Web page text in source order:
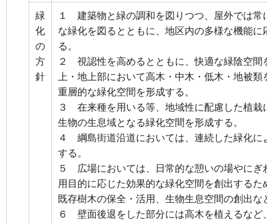
緑
化
の
方
針
１ 建築物と緑の調和を図りつつ、屋外では常
な緑化を図るとともに、地区内の多様な機能に
る。
２ 視認性を高めるとともに、快適な緑陰空間
上・地上部において高木・中木・低木・地被類
重層的な緑化空間を形成する。
３ 在来種を用いる等、地域性に配慮した植栽
生物の生息域となる緑化空間を形成する。
４ 綱島街道沿道においては、連続した緑化に
する。
５ 広場においては、日常的な憩いの場やにぎ
用目的に応じた効果的な緑化空間を創出するた
既存樹木の保全・活用、生物生息空間の創出な
６ 壁面後退をした部分には高木を植えるなど